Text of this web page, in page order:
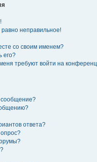
неправильное!
со своим именем?
его?
требуют войти на
сообщение?
ответа?